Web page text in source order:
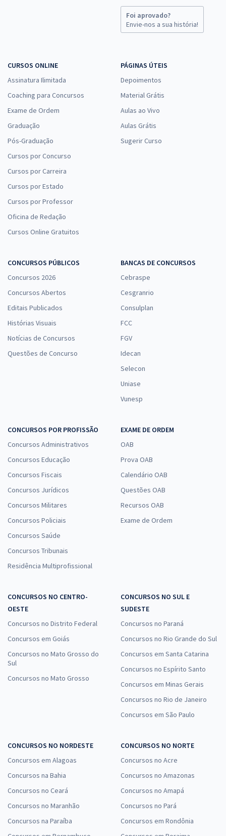
Foi aprovado?
Envie-nos a sua história!
CURSOS ONLINE
Assinatura Ilimitada
Coaching para Concursos
Exame de Ordem
Graduação
Pós-Graduação
Cursos por Concurso
Cursos por Carreira
Cursos por Estado
Cursos por Professor
Oficina de Redação
Cursos Online Gratuitos
PÁGINAS ÚTEIS
Depoimentos
Material Grátis
Aulas ao Vivo
Aulas Grátis
Sugerir Curso
CONCURSOS PÚBLICOS
Concursos 2026
Concursos Abertos
Editais Publicados
Histórias Visuais
Notícias de Concursos
Questões de Concurso
BANCAS DE CONCURSOS
Cebraspe
Cesgranrio
Consulplan
FCC
FGV
Idecan
Selecon
Uniase
Vunesp
CONCURSOS POR PROFISSÃO
Concursos Administrativos
Concursos Educação
Concursos Fiscais
Concursos Jurídicos
Concursos Militares
Concursos Policiais
Concursos Saúde
Concursos Tribunais
Residência Multiprofissional
EXAME DE ORDEM
OAB
Prova OAB
Calendário OAB
Questões OAB
Recursos OAB
Exame de Ordem
CONCURSOS NO CENTRO-
OESTE
Concursos no Distrito Federal
Concursos em Goiás
Concursos no Mato Grosso do
Sul
Concursos no Mato Grosso
CONCURSOS NO SUL E
SUDESTE
Concursos no Paraná
Concursos no Rio Grande do Sul
Concursos em Santa Catarina
Concursos no Espírito Santo
Concursos em Minas Gerais
Concursos no Rio de Janeiro
Concursos em São Paulo
CONCURSOS NO NORDESTE
Concursos em Alagoas
Concursos na Bahia
Concursos no Ceará
Concursos no Maranhão
Concursos na Paraíba
CONCURSOS NO NORTE
Concursos no Acre
Concursos no Amazonas
Concursos no Amapá
Concursos no Pará
Concursos em Rondônia